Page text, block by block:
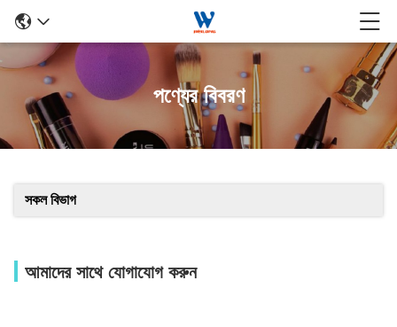
পণ্যের বিবরণ
সকল বিভাগ
আমাদের সাথে যোগাযোগ করুন